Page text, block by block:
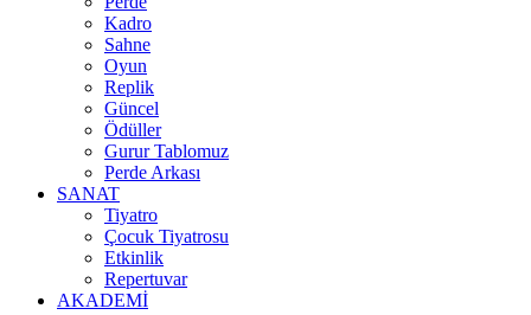
Kadro
Sahne
Oyun
Replik
Güncel
Ödüller
Gurur Tablomuz
Perde Arkası
SANAT
Tiyatro
Çocuk Tiyatrosu
Etkinlik
Repertuvar
AKADEMİ